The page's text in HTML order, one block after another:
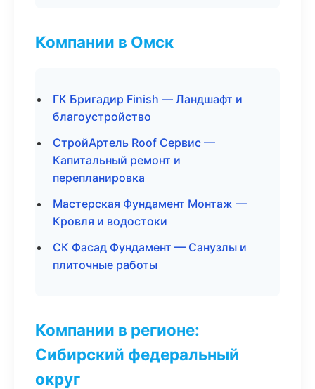
Компании в Омск
ГК Бригадир Finish — Ландшафт и
благоустройство
СтройАртель Roof Сервис —
Капитальный ремонт и
перепланировка
Мастерская Фундамент Монтаж —
Кровля и водостоки
СК Фасад Фундамент — Санузлы и
плиточные работы
Компании в регионе:
Сибирский федеральный
округ